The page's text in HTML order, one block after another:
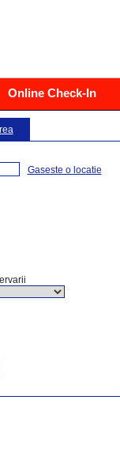
Online Check-In
Gaseste o locatie